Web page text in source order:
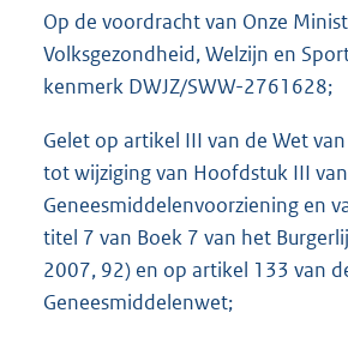
Op de voordracht van Onze
Volksgezondheid, Welzijn en
kenmerk DWJZ/SWW-2761628;
Gelet op artikel III van de Wet
tot wijziging van Hoofdstuk III
Geneesmiddelenvoorziening en
titel 7 van Boek 7 van het
2007, 92) en op artikel 133 van
Geneesmiddelenwet;